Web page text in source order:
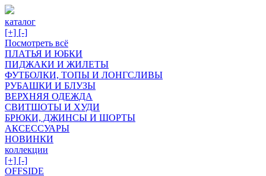
каталог
[+] [-]
Посмотреть всё
ПЛАТЬЯ И ЮБКИ
ПИДЖАКИ И ЖИЛЕТЫ
ФУТБОЛКИ, ТОПЫ И ЛОНГСЛИВЫ
РУБАШКИ И БЛУЗЫ
ВЕРХНЯЯ ОДЕЖДА
СВИТШОТЫ И ХУДИ
БРЮКИ, ДЖИНСЫ И ШОРТЫ
АКСЕССУАРЫ
НОВИНКИ
коллекции
[+] [-]
OFFSIDE